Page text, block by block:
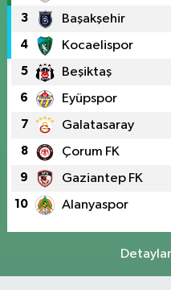
3 Başakşehir
4 Kocaelispor
5 Beşiktaş
6 Eyüpspor
7 Galatasaray
8 Çorum FK
9 Gaziantep FK
10 Alanyaspor